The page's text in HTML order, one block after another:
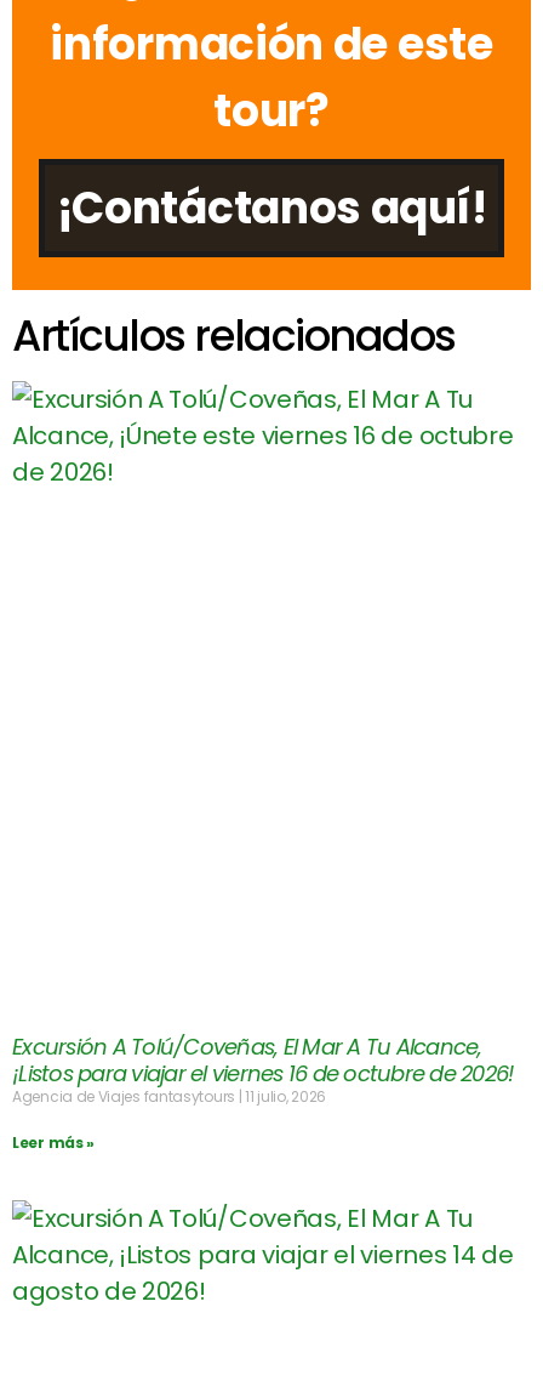
información de este
tour?
¡Contáctanos aquí!
Artículos relacionados
Excursión A Tolú/Coveñas, El Mar A Tu Alcance,
¡Listos para viajar el viernes 16 de octubre de 2026!
Agencia de Viajes fantasytours 11 julio, 2026
Leer más »